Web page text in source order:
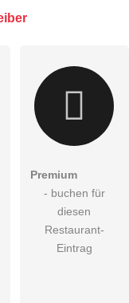
Premium
- buchen für
diesen
Restaurant-
Eintrag